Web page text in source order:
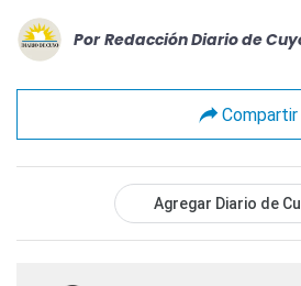
Por Redacción Diario de
Compartir
Agregar Diario de